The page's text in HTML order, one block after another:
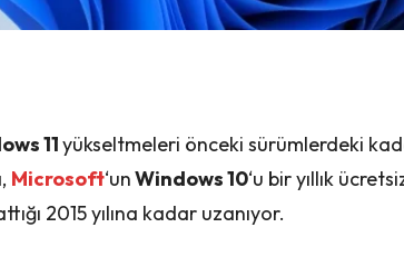
11yükseltmeleri önceki sürümlerdeki
Microsoft‘unWindows 10‘u bir yıllık
2015 yılına kadar uzanıyor.